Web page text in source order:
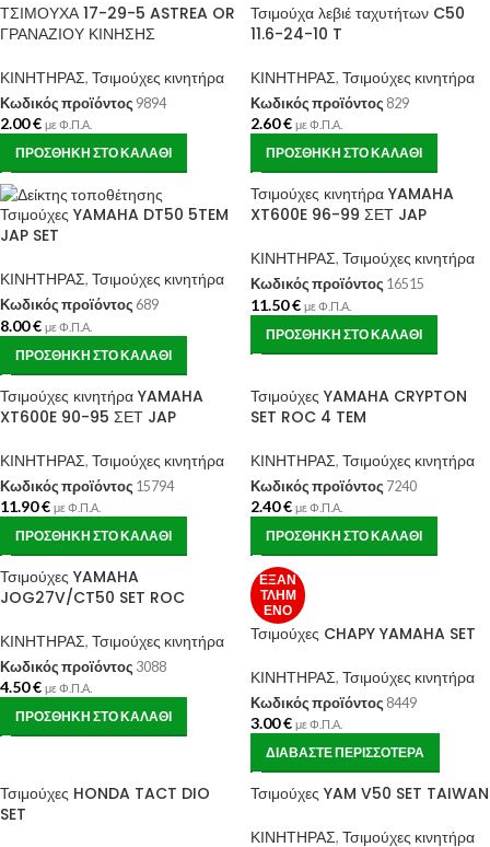
ΤΣΙΜΟΥΧΑ 17-29-5 ASTREA OR
ΓΡΑΝΑΖΙΟΥ ΚΙΝΗΣΗΣ
ΚΙΝΗΤΗΡΑΣ, Τσιμούχες κινητήρα
Κωδικός προϊόντος 9894
2.00€ με Φ.Π.Α.
ΠΡΟΣΘΉΚΗ ΣΤΟ ΚΑΛΆΘΙ
Τσιμούχα λεβιέ ταχυτήτων C50
11.6-24-10 T
ΚΙΝΗΤΗΡΑΣ, Τσιμούχες κινητήρα
Κωδικός προϊόντος 829
2.60€ με Φ.Π.Α.
ΠΡΟΣΘΉΚΗ ΣΤΟ ΚΑΛΆΘΙ
Τσιμούχες YAMAHA DT50 5TEM
JAP SET
ΚΙΝΗΤΗΡΑΣ, Τσιμούχες κινητήρα
Κωδικός προϊόντος 689
8.00€ με Φ.Π.Α.
ΠΡΟΣΘΉΚΗ ΣΤΟ ΚΑΛΆΘΙ
Τσιμούχες κινητήρα YAMAHA
XT600E 96-99 ΣΕΤ JAP
ΚΙΝΗΤΗΡΑΣ, Τσιμούχες κινητήρα
Κωδικός προϊόντος 16515
11.50€ με Φ.Π.Α.
ΠΡΟΣΘΉΚΗ ΣΤΟ ΚΑΛΆΘΙ
Τσιμούχες κινητήρα YAMAHA
XT600E 90-95 ΣΕΤ JAP
ΚΙΝΗΤΗΡΑΣ, Τσιμούχες κινητήρα
Κωδικός προϊόντος 15794
11.90€ με Φ.Π.Α.
ΠΡΟΣΘΉΚΗ ΣΤΟ ΚΑΛΆΘΙ
Τσιμούχες YAMAHA CRYPTON
SET ROC 4 TEM
ΚΙΝΗΤΗΡΑΣ, Τσιμούχες κινητήρα
Κωδικός προϊόντος 7240
2.40€ με Φ.Π.Α.
ΠΡΟΣΘΉΚΗ ΣΤΟ ΚΑΛΆΘΙ
Τσιμούχες YAMAHA
JOG27V/CT50 SET ROC
ΚΙΝΗΤΗΡΑΣ, Τσιμούχες κινητήρα
Κωδικός προϊόντος 3088
4.50€ με Φ.Π.Α.
ΠΡΟΣΘΉΚΗ ΣΤΟ ΚΑΛΆΘΙ
ΕΞΑΝ
ΤΛΗΜ
ΈΝΟ
Τσιμούχες CHAPY YAMAHA SET
ΚΙΝΗΤΗΡΑΣ, Τσιμούχες κινητήρα
Κωδικός προϊόντος 8449
3.00€ με Φ.Π.Α.
ΔΙΑΒΆΣΤΕ ΠΕΡΙΣΣΌΤΕΡΑ
Τσιμούχες HONDA TACT DIO
SET
Τσιμούχες YAM V50 SET TAIWAN
ΚΙΝΗΤΗΡΑΣ, Τσιμούχες κινητήρα